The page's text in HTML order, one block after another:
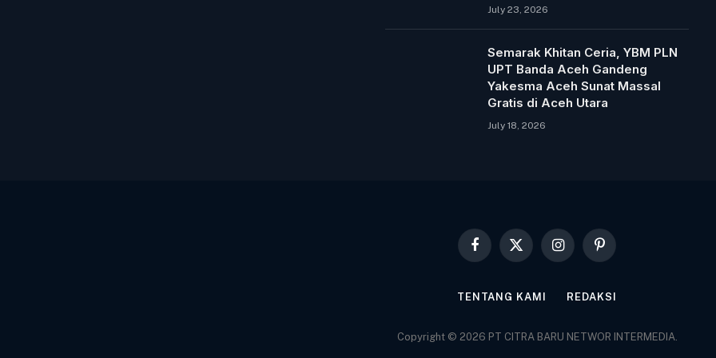
July 23, 2026
Semarak Khitan Ceria, YBM PLN
UPT Banda Aceh Gandeng
Yakesma Aceh Sunat Massal
Gratis di Aceh Utara
July 18, 2026
Facebook
X
InstagramPinterest
TENTANG KAMI REDAKSI
Copyright © 2026 PT CITRA BARU NETWOR INTERMEDIA.